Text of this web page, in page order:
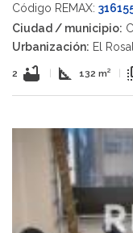
Código REMAX:
Ciudad / municipio:
Urbanización: El
2 bathtub square_foot 132 m²